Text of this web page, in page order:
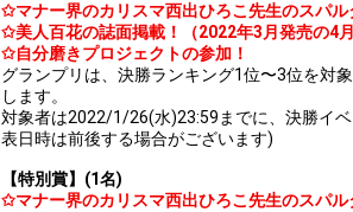
✩マナー界のカリスマ西出ひろこ先生のスパル
✩美人百花の誌面掲載！（2022年3月発売の4
✩自分磨きプロジェクトの参加！
グランプリは、決勝ランキング1位〜3位を対
します。
対象者は2022/1/26(水)23:59までに、決勝イ
表日時は前後する場合がございます)
【特別賞】(1名)
✩マナー界のカリスマ西出ひろこ先生のスパル